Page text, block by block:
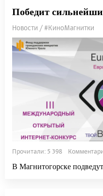
Победит
Новости / #КиноМагнитки
Прочитали: 5 398
В Магнитогорске